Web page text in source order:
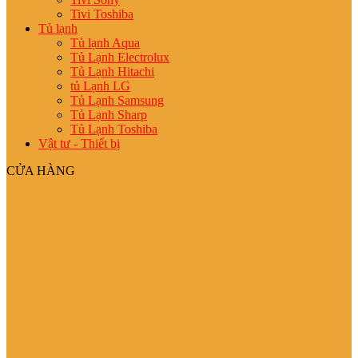
Tivi Toshiba
Tủ lạnh
Tủ lạnh Aqua
Tủ Lạnh Electrolux
Tủ Lạnh Hitachi
tủ Lạnh LG
Tủ Lạnh Samsung
Tủ Lạnh Sharp
Tủ Lạnh Toshiba
Vật tư - Thiết bị
CỬA HÀNG